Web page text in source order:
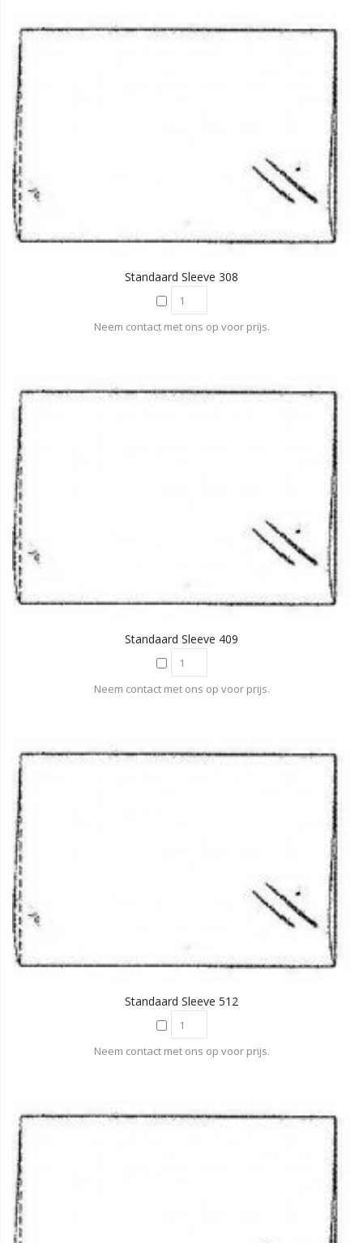
Standaard Sleeve 308
Neem contact met ons op voor prijs.
Standaard Sleeve 409
Neem contact met ons op voor prijs.
Standaard Sleeve 512
Neem contact met ons op voor prijs.